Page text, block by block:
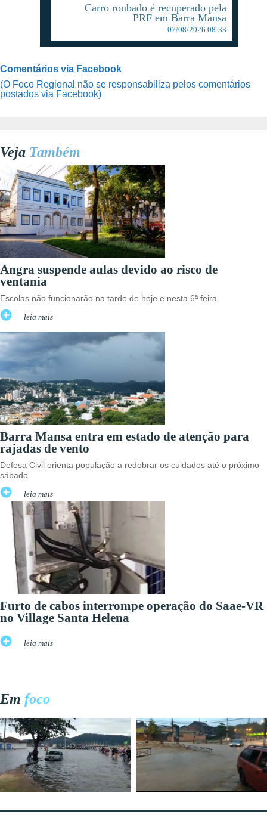
Carro roubado é recuperado pela
PRF em Barra Mansa
07/08/2026 08:33
Comentários via Facebook
(O Foco Regional não se responsabiliza pelos comentários
postados via Facebook)
Veja Também
Angra suspende aulas devido ao risco de
ventania
Escolas não funcionarão na tarde de hoje e nesta 6ª feira
leia mais
Barra Mansa entra em estado de atenção para
rajadas de vento
Defesa Civil orienta população a redobrar os cuidados até o próximo
sábado
leia mais
Furto de cabos interrompe operação do Saae-VR
no Village Santa Helena
leia mais
Em foco